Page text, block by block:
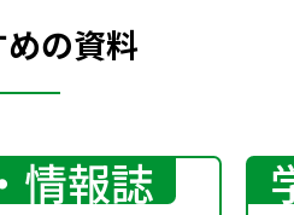
の資料
情報誌